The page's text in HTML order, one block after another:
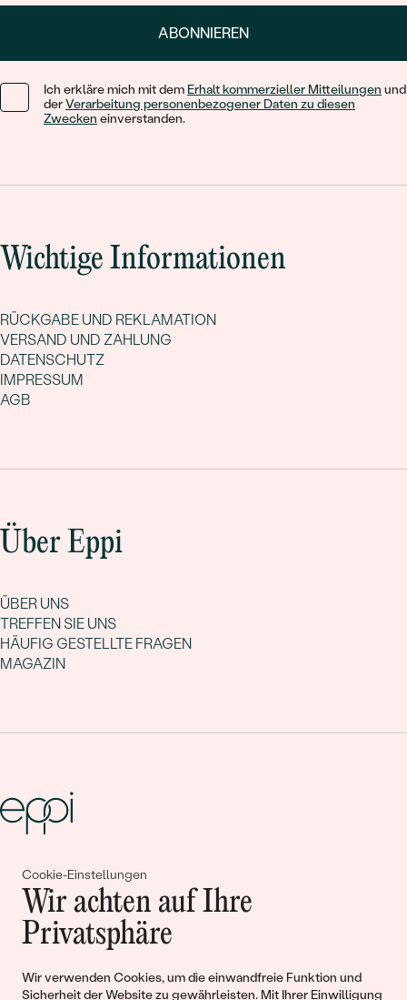
Cookie-Einstellungen
Wir achten auf Ihre
Privatsphäre
Wir verwenden Cookies, um die einwandfreie Funktion und
Sicherheit der Website zu gewährleisten. Mit Ihrer Einwilligung
ABONNIEREN
Ich erkläre mich mit dem Erhalt kommerzieller Mitteilungen und
derVerarbeitung personenbezogener Daten zu diesen
Zwecken einverstanden.
Wichtige Informationen
RÜCKGABE UND REKLAMATION
VERSAND UND ZAHLUNG
DATENSCHUTZ
IMPRESSUM
AGB
Über Eppi
ÜBER UNS
TREFFEN SIE UNS
HÄUFIG GESTELLTE FRAGEN
MAGAZIN
Gemeinsam erschaffen wir
Geschichten von Schönheit und
Liebe